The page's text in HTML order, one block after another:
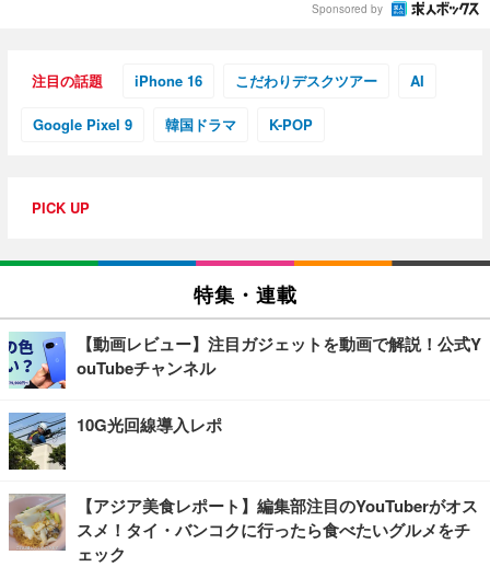
Sponsored by
注目の話題 iPhone 16 こだわりデスクツアー AI
Google Pixel 9 韓国ドラマ K-POP
PICK UP
特集・連載
【動画レビュー】注目ガジェットを動画で解説！公式Y
ouTubeチャンネル
10G光回線導入レポ
【アジア美食レポート】編集部注目のYouTuberがオス
スメ！タイ・バンコクに行ったら食べたいグルメをチ
ェック